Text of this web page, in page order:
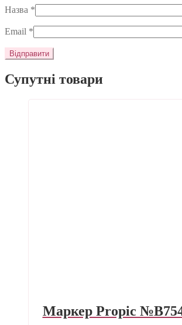
Назва *
Email *
Супутні товари
Маркер Propic №B754